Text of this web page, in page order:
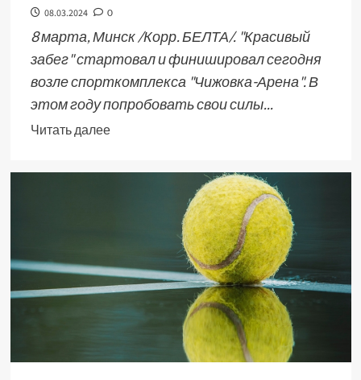
08.03.2024 0
8 марта, Минск /Корр. БЕЛТА/. "Красивый
забег" стартовал и финишировал сегодня
возле спорткомплекса "Чижовка-Арена". В
этом году попробовать свои силы...
Читать далее